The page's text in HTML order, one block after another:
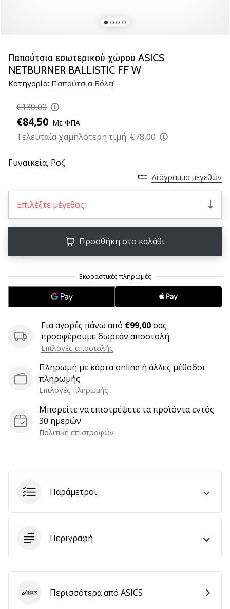
βόλεϊ
όπως
εμείς;
μαζί
μας
πρεσβευτής
μάρκας
11. 8. 2022
•
Weplayvolleyball
Πρόγραμμα
Έχετε
ιστότοπο,
ιστολόγιο,
Facebook
συζητήσεων;
Αφήστε
αποφέρουν
Εμφάνιση
των
άρθρων
Παπούτσια εσωτερικού χώρου ASICS
NETBURNER BALLISTIC FF W
Κατηγορία: Παπούτσια Βόλεϊ
€130,00
€84,50 Με ΦΠΑ
Τελευταία χαμηλότερη τιμή: €78,00
Γυναικεία, Ροζ
Διάγραμμα μεγεθών
Επιλέξτε μέγεθος
Προσθήκη στο καλάθι
Για αγορές πάνω από €99,00σας
προσφέρουμε δωρεάν αποστολή
Επιλογές αποστολής
Πληρωμή με κάρτα online ή άλλες μέθοδοι
πληρωμής
Επιλογές πληρωμής
Μπορείτε να επιστρέψετε τα προϊόντα εντός
30 ημερών
Πολιτική επιστροφών
Παράμετροι
Περιγραφή
ASICSΠερισσότερα από ASICS